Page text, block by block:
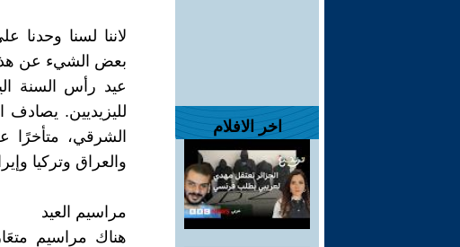
اخر الافلام
لاننا لسنا وحدنا
بعض الشيء عن هذا
عيد رأس السنة
لليزيديين.
والعراق وتركيا
مراسيم العيد
هناك مراسيم